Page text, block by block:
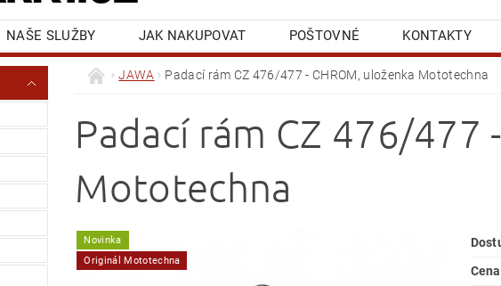
NAŠE SLUŽBY JAK NAKUPOVAT POŠTOVNÉ KONTAKTY
NAPIŠTE NÁM BLOG MOJE OBJEDNÁVKA
JAWA Padací rám CZ 476/477 - CHROM, uloženka Mototechna
Padací rám CZ 476/477
Mototechna
Novinka
Originál Mototechna
Cena